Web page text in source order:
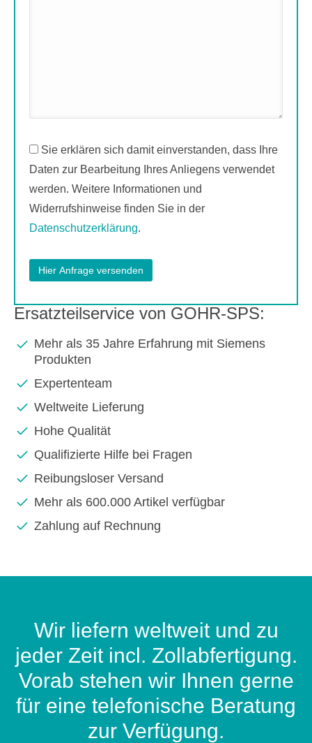
Sie erklären sich damit einverstanden, dass Ihre
Daten zur Bearbeitung Ihres Anliegens verwendet
werden. Weitere Informationen und
Widerrufshinweise finden Sie in der
Datenschutzerklärung.
Ersatzteilservice von GOHR-SPS:
Mehr als 35 Jahre Erfahrung mit Siemens
Produkten
Expertenteam
Weltweite Lieferung
Hohe Qualität
Qualifizierte Hilfe bei Fragen
Reibungsloser Versand
Mehr als 600.000 Artikel verfügbar
Zahlung auf Rechnung
Wir liefern weltweit und zu
jeder Zeit incl. Zollabfertigung.
Vorab stehen wir Ihnen gerne
für eine telefonische Beratung
zur Verfügung.